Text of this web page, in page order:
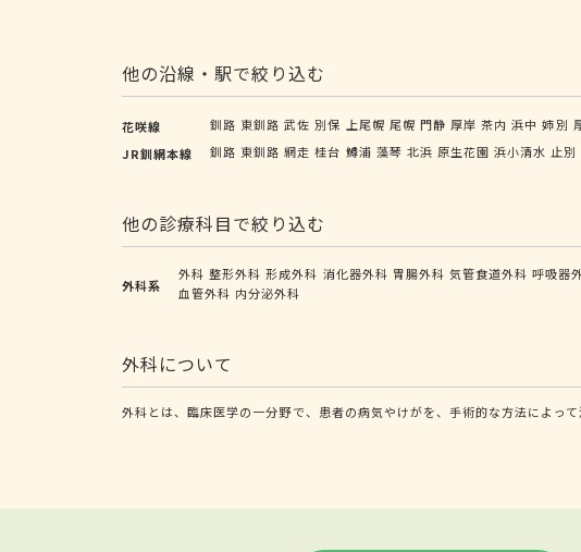
他の沿線・駅で絞り込む
花咲線 釧路 東釧路 武佐 別保 上尾幌 尾幌 門静 厚岸 茶内 浜中 姉別
JR釧網本線
釧路 東釧路 網走 桂台 鱒浦 藻琴 北浜 原生花園 浜小清水 止別
他の診療科目で絞り込む
外科系
外科 整形外科 形成外科 消化器外科 胃腸外科 気管食道外科 呼吸器
血管外科 内分泌外科
外科について
外科とは、臨床医学の一分野で、患者の病気やけがを、手術的な方法によって